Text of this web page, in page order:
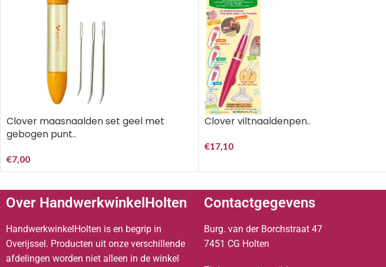
Clover maasnaalden set geel met
gebogen punt..
€7,00
Clover viltnaaldenpen..
€17,10
Over HandwerkwinkelHolten
HandwerkwinkelHolten is en begrip in
Overijssel. Producten uit onze verschillende
afdelingen worden niet alleen in de winkel
Contactgegevens
Burg. van der Borchstraat 47
7451 CG Holten